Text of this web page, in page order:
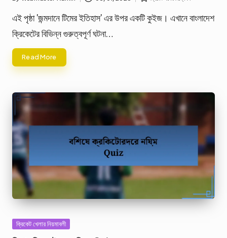
Posted
by
Posted
in
এই পৃষ্ঠা 'জন্মদানে টিমের ইতিহাস' এর উপর একটি কুইজ। এখানে বাংলাদেশ
ক্রিকেটের বিভিন্ন গুরুত্বপূর্ণ ঘটনা…
Read More
Posted
ক্রিকেট খেলার নিয়মাবলী